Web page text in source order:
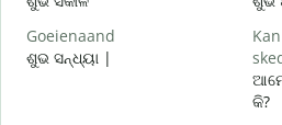
Goeienaand
ଶୁଭ ସନ୍ଧ୍ୟା |
କି?